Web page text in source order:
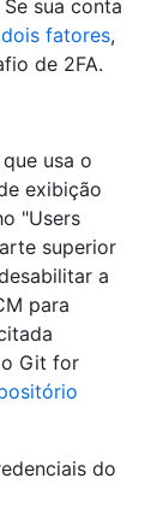
sua conta
fatores,
de 2FA.
usa o
exibição
"Users
superior
a
para
Git for
do